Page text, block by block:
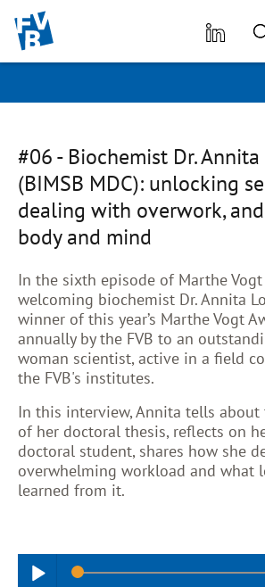
zum primären Inhalt springen
#06 - Biochemist Dr.
(BIMSB MDC): unlocking
dealing with overwork,
body and mind
In the sixth episode of Marthe
welcoming biochemist Dr. Annita
winner of this year’s Marthe Vogt
annually by the FVB to an
woman scientist, active in a field
the FVB's institutes.
In this interview, Annita tells
of her doctoral thesis, reflects on
doctoral student, shares how she
overwhelming workload and what
learned from it.